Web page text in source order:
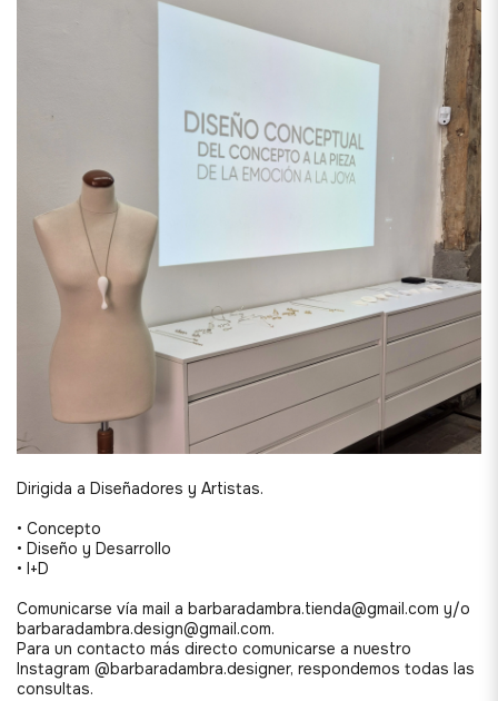
Dirigida a Diseñadores y Artistas.
• Concepto
• Diseño y Desarrollo
• I+D
Comunicarse vía mail a barbaradambra.tienda@gmail.com y/o
barbaradambra.design@gmail.com.
Para un contacto más directo comunicarse a nuestro
Instagram @barbaradambra.designer, respondemos todas las
consultas.